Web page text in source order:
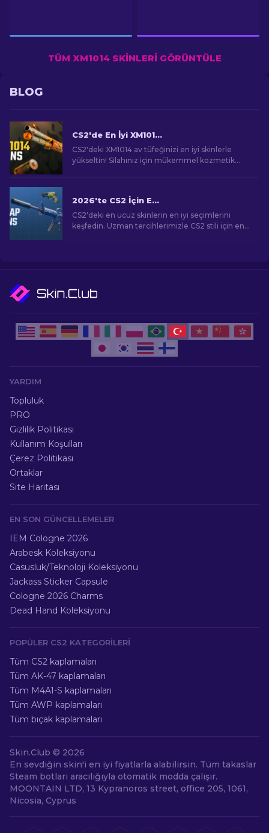
TÜM XM1014 SKINLERI GÖRÜNTÜLE
BLOG
CS2'de En İyi XM1014 Skinler [2026]
CS2'deki XM1014 av tüfeğinizi en iyi skinlerle
yükseltin! Silahınız için mükemmel kozmetik
2026'te CS2 İçin En Ucuz Skinler
CS2'deki en ucuz skinlerin en iyi seçimlerini
keşfedin. Uzman tercihlerimizle CS2 stili için en
YARDIM
Topluluk
PRO
Gizlilik Politikası
Kullanım Koşulları
Çerez Politikası
Ortaklar
Site Haritası
EN SON GÜNCELLEMELER
IEM Cologne 2026
Arabesk Koleksiyonu
Casusluk/Teknoloji Koleksiyonu
Jackass Sticker Capsule
Cologne 2026 Charms
Dead Hand Koleksiyonu
POPÜLER CS2 KATEGORILERI
Tüm CS2 kaplamaları
Tüm AK-47 kaplamaları
Tüm M4A1-S kaplamaları
Tüm AWP kaplamaları
Tüm bıçak kaplamaları
Skin.Club © 2026
En sevdiğin skin'i en iyi fiyatlarla alabilirsin. Tüm takaslar
Steam botları aracılığıyla otomatik modda çalışır.
MOONTAIN LTD, 13 Kypranoros street, office 205, 1061,
Nicosia, Cyprus